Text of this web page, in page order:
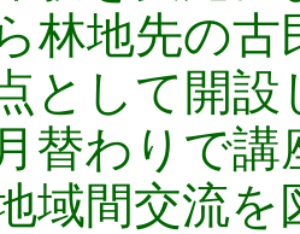
林地先の古
として開
替わりで
域間交流